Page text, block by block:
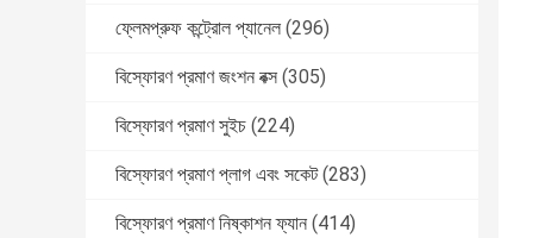
ফ্লেমপ্রুফ কন্ট্রোল প্যানেল (296)
বিস্ফোরণ প্রমাণ জংশন বক্স (305)
বিস্ফোরণ প্রমাণ সুইচ (224)
বিস্ফোরণ প্রমাণ প্লাগ এবং সকেট (283)
বিস্ফোরণ প্রমাণ নিষ্কাশন ফ্যান (414)